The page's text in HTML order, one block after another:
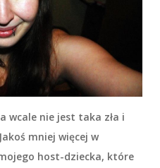
wcale nie jest taka zła i
mniej więcej w
host-dziecka, które